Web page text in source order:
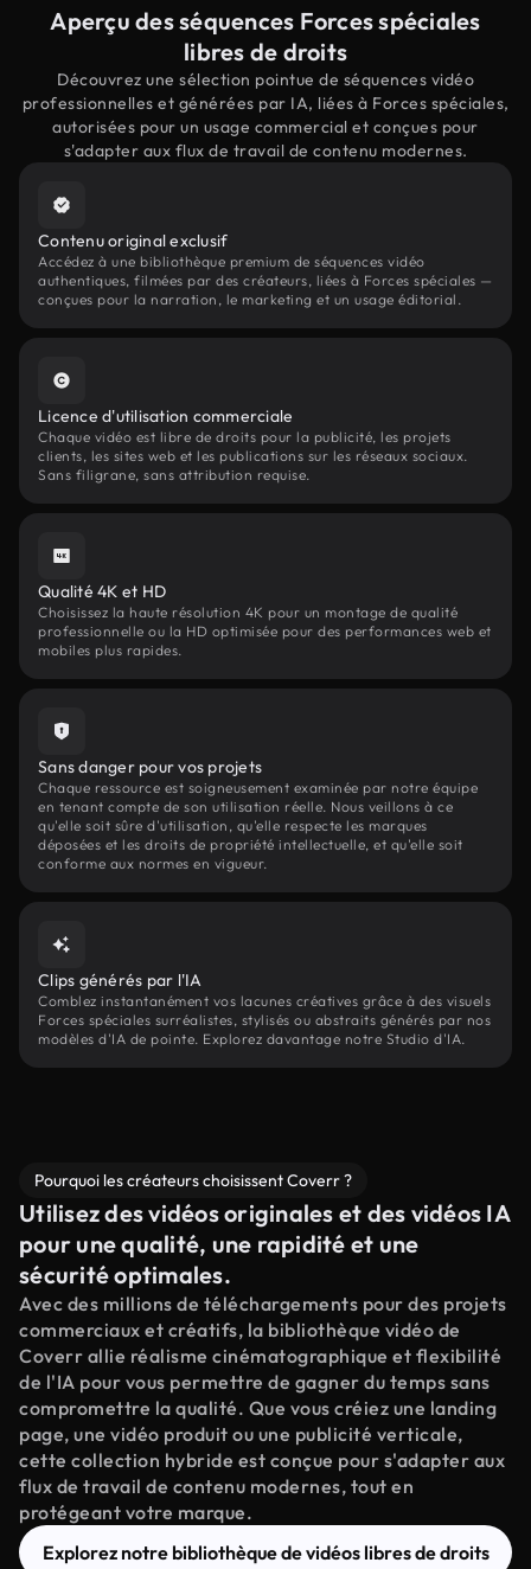
Aperçu des séquences Forces spéciales
libres de droits
Découvrez une sélection pointue de séquences vidéo
professionnelles et générées par IA, liées à Forces spéciales,
autorisées pour un usage commercial et conçues pour
s'adapter aux flux de travail de contenu modernes.
Contenu original exclusif
Accédez à une bibliothèque premium de séquences vidéo
authentiques, filmées par des créateurs, liées à Forces spéciales —
conçues pour la narration, le marketing et un usage éditorial.
Licence d'utilisation commerciale
Chaque vidéo est libre de droits pour la publicité, les projets
clients, les sites web et les publications sur les réseaux sociaux.
Sans filigrane, sans attribution requise.
Qualité 4K et HD
Choisissez la haute résolution 4K pour un montage de qualité
professionnelle ou la HD optimisée pour des performances web et
mobiles plus rapides.
Sans danger pour vos projets
Chaque ressource est soigneusement examinée par notre équipe
en tenant compte de son utilisation réelle. Nous veillons à ce
qu'elle soit sûre d'utilisation, qu'elle respecte les marques
déposées et les droits de propriété intellectuelle, et qu'elle soit
conforme aux normes en vigueur.
Clips générés par l'IA
Comblez instantanément vos lacunes créatives grâce à des visuels
Forces spéciales surréalistes, stylisés ou abstraits générés par nos
modèles d'IA de pointe. Explorez davantage notre Studio d'IA.
Pourquoi les créateurs choisissent Coverr ?
Utilisez des vidéos originales et des vidéos IA
pour une qualité, une rapidité et une
sécurité optimales.
Avec des millions de téléchargements pour des projets
commerciaux et créatifs, la bibliothèque vidéo de
Coverr allie réalisme cinématographique et flexibilité
de l'IA pour vous permettre de gagner du temps sans
compromettre la qualité. Que vous créiez une landing
page, une vidéo produit ou une publicité verticale,
cette collection hybride est conçue pour s'adapter aux
flux de travail de contenu modernes, tout en
protégeant votre marque.
Explorez notre bibliothèque de vidéos libres de droits